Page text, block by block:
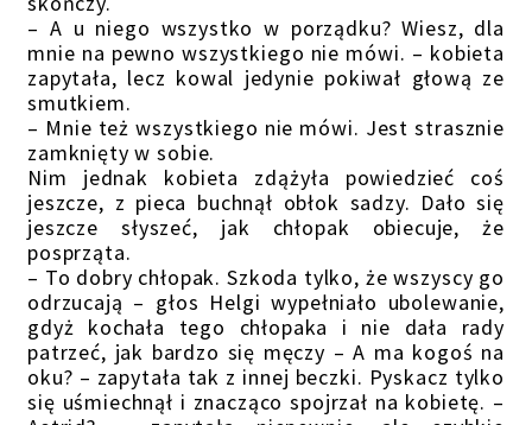
– A u niego wszystko w porządku? Wiesz, dla
mnie na pewno wszystkiego nie mówi. – kobieta
zapytała, lecz kowal jedynie pokiwał głową ze
smutkiem.
– Mnie też wszystkiego nie mówi. Jest strasznie
zamknięty w sobie.
Nim jednak kobieta zdążyła powiedzieć coś
jeszcze, z pieca buchnął obłok sadzy. Dało się
jeszcze słyszeć, jak chłopak obiecuje, że
posprząta.
– To dobry chłopak. Szkoda tylko, że wszyscy go
odrzucają – głos Helgi wypełniało ubolewanie,
gdyż kochała tego chłopaka i nie dała rady
patrzeć, jak bardzo się męczy – A ma kogoś na
oku? – zapytała tak z innej beczki. Pyskacz tylko
się uśmiechnął i znacząco spojrzał na kobietę. –